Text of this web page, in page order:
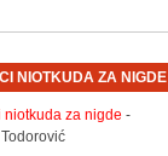
NIOTKUDA ZA NIGDE
niotkuda za nigde -